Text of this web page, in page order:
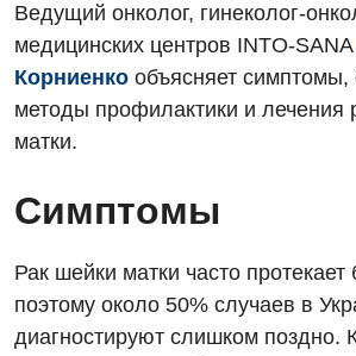
Вакансии
Ведущий онколог, гинеколог-
медицинских центров INTO-SANA
Корниенко объясняет
методы профилактики и лечения
матки.
Симптомы
Рак шейки матки часто
поэтому около 50% случаев в
диагностируют слишком поздно.